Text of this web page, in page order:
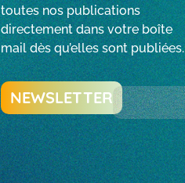
toutes nos publications
directement dans votre boîte
mail dès qu’elles sont publiées.
NEWSLETTER